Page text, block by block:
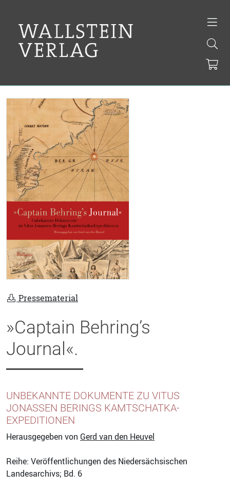
Pressematerial
»Captain Behring’s
Journal«.
UNBEKANNTE DOKUMENTE ZU VITUS
JONASSEN BERINGS KAMTSCHATKA-
EXPEDITIONEN
Herausgegeben von Gerd van den Heuvel
Reihe: Veröffentlichungen des Niedersächsischen
Landesarchivs; Bd. 6